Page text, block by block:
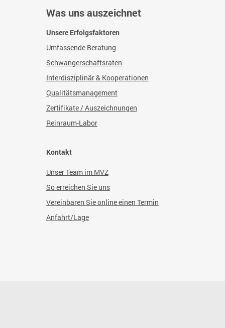
Was uns auszeichnet
Unsere Erfolgsfaktoren
Umfassende Beratung
Schwangerschaftsraten
Interdisziplinär & Kooperationen
Qualitätsmanagement
Zertifikate / Auszeichnungen
Reinraum-Labor
Kontakt
Unser Team im MVZ
So erreichen Sie uns
Vereinbaren Sie online einen Termin
Anfahrt/Lage